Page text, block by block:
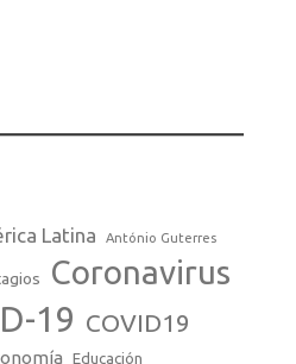
Latina António Guterres
Coronavirus
19 COVID19
Educación